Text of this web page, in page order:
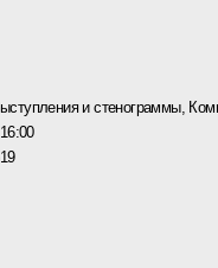
и стенограммы,